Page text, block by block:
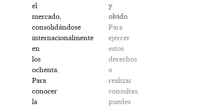
el
mercado,
consolidándose
internacionalmente
en
los
ochenta.
Para
conocer
la
y
olvido.
Para
ejercer
estos
derechos
o
realizar
consultas,
puedes